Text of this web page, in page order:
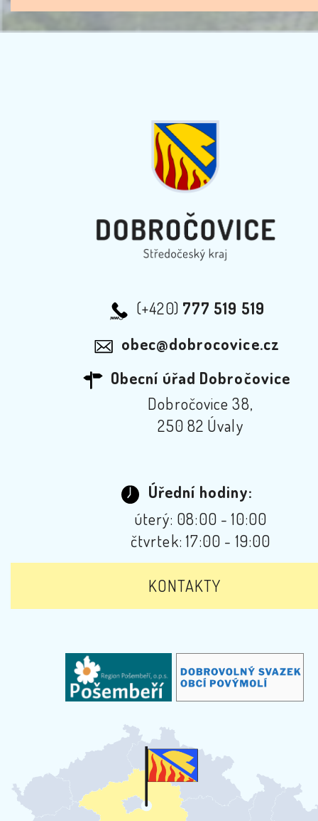
(+420) 777 519 519
obec@dobrocovice.cz
Obecní úřad Dobročovice
Dobročovice 38,
250 82 Úvaly
Úřední hodiny:
úterý: 08:00 - 10:00
čtvrtek: 17:00 - 19:00
KONTAKTY